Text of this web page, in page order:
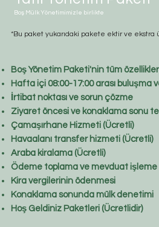
Boş Mülk Yönetimimizle birlikte
*Bu paket yukarıdaki pakete ektir ve ekstra
Boş Yönetim Paketi'nin tüm
Hafta içi 08:00-17:00 arası buluşma
İrtibat noktası ve sorun çözme
Ziyaret öncesi ve konaklama sonu
Çamaşırhane Hizmeti (Ücretli)
Havaalanı transfer hizmeti (Ücretli)
Araba kiralama (Ücretli)
Ödeme toplama ve mevduat işleme
Kira vergilerinin ödenmesi
Konaklama sonunda mülk denetimi
Hoş Geldiniz Paketleri (Ücretlidir)